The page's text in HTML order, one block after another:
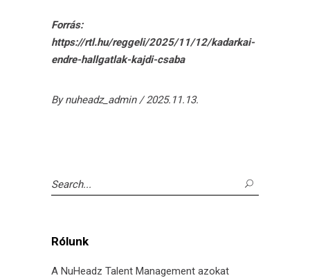
Forrás:
https://rtl.hu/reggeli/2025/11/12/kadarkai-
endre-hallgatlak-kajdi-csaba
Bynuheadz_admin 2025.11.13.
Search
for:
Rólunk
A NuHeadz Talent Management azokat